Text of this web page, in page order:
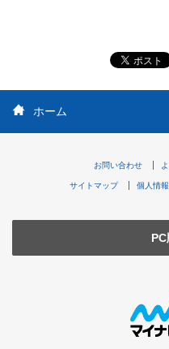
ホーム
お問い合わせ
サイトマップ 個人情